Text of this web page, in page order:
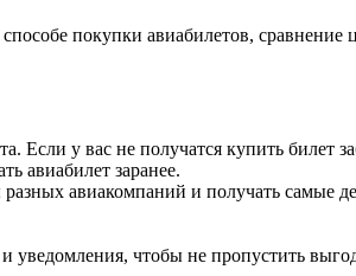
покупки авиабилетов, сравнение
Если у вас не получатся купить билет
авиабилет заранее.
авиакомпаний и получать самые
уведомления, чтобы не пропустить